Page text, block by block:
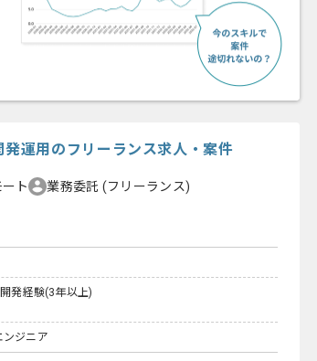
運用のフリーランス求人・案件
ト 業務委託 (フリーランス)
発経験(3年以上)
ンジニア